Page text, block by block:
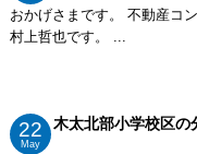
おかげさまです。 不動産コ
村上哲也です。 ...
22
May
木太北部小学校区